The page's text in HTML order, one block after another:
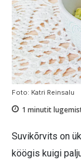
Foto: Katri Reinsalu
1 minutit
Suvikõrvits on
köögis kuigi